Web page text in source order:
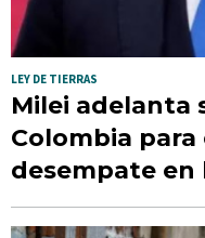
LEY DE TIERRAS
Milei adelanta
Colombia
desempate en